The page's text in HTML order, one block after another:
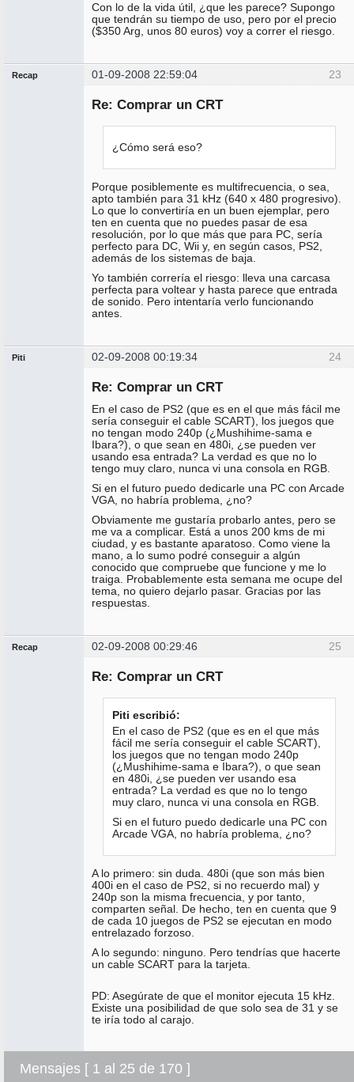
Con lo de la vida útil, ¿que les parece? Supongo
que tendrán su tiempo de uso, pero por el precio
($350 Arg, unos 80 euros) voy a correr el riesgo.
23
Recap 01-09-2008 22:59:04
Re: Comprar un CRT
¿Cómo será eso?
Porque posiblemente es multifrecuencia, o sea,
apto también para 31 kHz (640 x 480 progresivo).
Lo que lo convertiría en un buen ejemplar, pero
ten en cuenta que no puedes pasar de esa
resolución, por lo que más que para PC, sería
perfecto para DC, Wii y, en según casos, PS2,
además de los sistemas de baja.
Yo también correría el riesgo: lleva una carcasa
perfecta para voltear y hasta parece que entrada
de sonido. Pero intentaría verlo funcionando
antes.
24
Piti 02-09-2008 00:19:34
Re: Comprar un CRT
En el caso de PS2 (que es en el que más fácil me
sería conseguir el cable SCART), los juegos que
no tengan modo 240p (¿Mushihime-sama e
Ibara?), o que sean en 480i, ¿se pueden ver
usando esa entrada? La verdad es que no lo
tengo muy claro, nunca vi una consola en RGB.
Si en el futuro puedo dedicarle una PC con Arcade
VGA, no habría problema, ¿no?
Obviamente me gustaría probarlo antes, pero se
me va a complicar. Está a unos 200 kms de mi
ciudad, y es bastante aparatoso. Como viene la
mano, a lo sumo podré conseguir a algún
conocido que compruebe que funcione y me lo
traiga. Probablemente esta semana me ocupe del
tema, no quiero dejarlo pasar. Gracias por las
respuestas.
25
Recap 02-09-2008 00:29:46
Re: Comprar un CRT
Piti escribió:
En el caso de PS2 (que es en el que más
fácil me sería conseguir el cable SCART),
los juegos que no tengan modo 240p
(¿Mushihime-sama e Ibara?), o que sean
en 480i, ¿se pueden ver usando esa
entrada? La verdad es que no lo tengo
muy claro, nunca vi una consola en RGB.
Si en el futuro puedo dedicarle una PC con
Arcade VGA, no habría problema, ¿no?
A lo primero: sin duda. 480i (que son más bien
400i en el caso de PS2, si no recuerdo mal) y
240p son la misma frecuencia, y por tanto,
comparten señal. De hecho, ten en cuenta que 9
de cada 10 juegos de PS2 se ejecutan en modo
entrelazado forzoso.
A lo segundo: ninguno. Pero tendrías que hacerte
un cable SCART para la tarjeta.
PD: Asegúrate de que el monitor ejecuta 15 kHz.
Existe una posibilidad de que solo sea de 31 y se
te iría todo al carajo.
Mensajes [ 1 al 25 de 170 ]